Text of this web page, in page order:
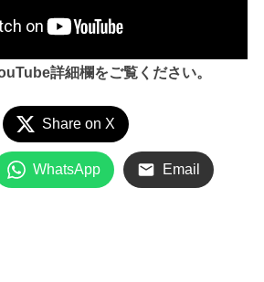
詳細欄をご覧ください。
Share on X
WhatsApp Email